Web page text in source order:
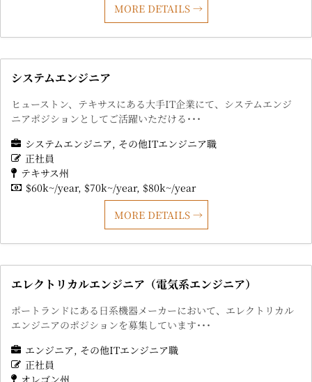
MORE DETAILS
システムエンジニア
ヒューストン、テキサスにある大手IT企業にて、システムエンジ
ニアポジションとしてご活躍いただける･･･
システムエンジニア その他ITエンジニア職
正社員
テキサス州
$60k~/year $70k~/year $80k~/year
MORE DETAILS
エレクトリカルエンジニア（電気系エンジニア）
ポートランドにある日系機器メーカーにおいて、エレクトリカル
エンジニアのポジションを募集しています･･･
エンジニア その他ITエンジニア職
正社員
オレゴン州